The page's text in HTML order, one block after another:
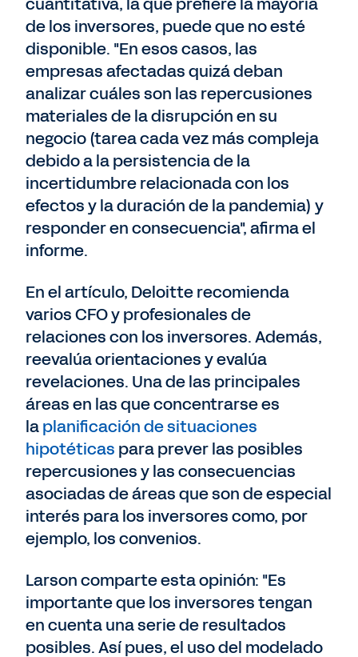
de los inversores, puede que no esté
disponible. "En esos casos, las
empresas afectadas quizá deban
analizar cuáles son las repercusiones
materiales de la disrupción en su
negocio (tarea cada vez más compleja
debido a la persistencia de la
incertidumbre relacionada con los
efectos y la duración de la pandemia) y
responder en consecuencia", afirma el
informe.
En el artículo, Deloitte recomienda
varios CFO y profesionales de
relaciones con los inversores. Además,
reevalúa orientaciones y evalúa
revelaciones. Una de las principales
áreas en las que concentrarse es
laplanificación de situaciones
hipotéticas para prever las posibles
repercusiones y las consecuencias
asociadas de áreas que son de especial
interés para los inversores como, por
ejemplo, los convenios.
Larson comparte esta opinión: "Es
importante que los inversores tengan
en cuenta una serie de resultados
posibles. Así pues, el uso del modelado